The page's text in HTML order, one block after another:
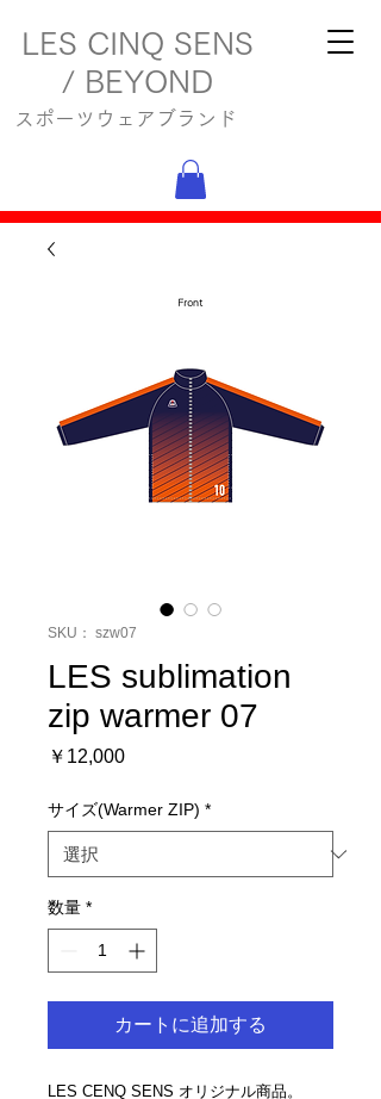
LES CINQ SENS
/ BEYOND
スポーツウェアブランド
SKU： szw07
LES sublimation
zip warmer 07
￥12,000価
サイズ(Warmer ZIP) *
数量 *
カートに追加する
LES CENQ SENS オリジナル商品。